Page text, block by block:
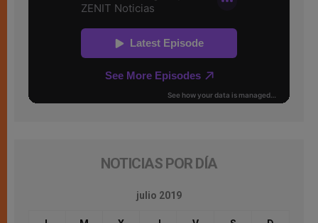
NOTICIAS POR DÍA
julio 2019